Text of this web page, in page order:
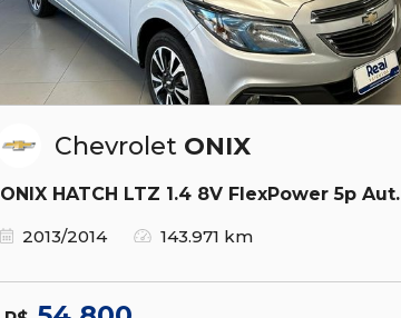
Chevrolet ONIX
ONIX HATCH LTZ 1.4 8V FlexPower 5p Aut.
2013/2014
143.971 km